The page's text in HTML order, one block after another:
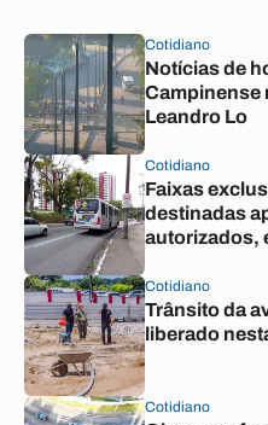
Cotidiano
Notícias de
Campinense
Leandro Lo
Cotidiano
Faixas
destinadas
autorizados,
Cotidiano
Trânsito da
liberado
Cotidiano